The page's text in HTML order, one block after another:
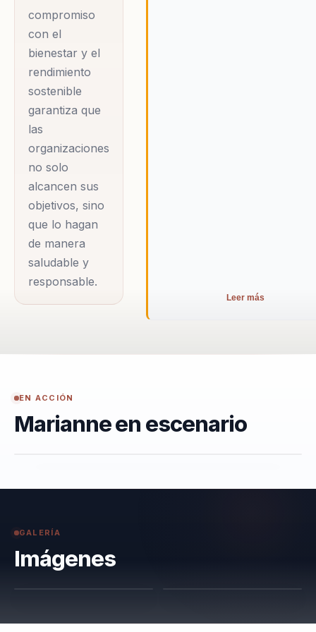
compromiso
con el
bienestar y el
rendimiento
sostenible
garantiza que
las
organizaciones
no solo
alcancen sus
objetivos, sino
que lo hagan
de manera
saludable y
responsable.
Leer más
EN ACCIÓN
Marianne en escenario
GALERÍA
Imágenes